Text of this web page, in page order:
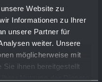
Website zu
Informationen zu Ihrer
unsere Partner für
weiter. Unsere
möglicherweise mit
Sie ihnen bereitgestellt